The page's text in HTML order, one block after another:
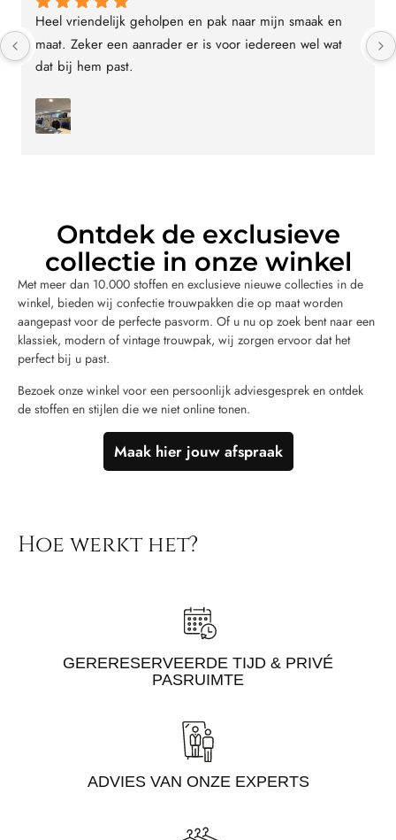
Heel vriendelijk geholpen en pak naar mijn smaak en
maat. Zeker een aanrader er is voor iedereen wel wat
dat bij hem past.
Ontdek de exclusieve
collectie in onze winkel
Met meer dan 10.000 stoffen en exclusieve nieuwe collecties in de
winkel, bieden wij confectie trouwpakken die op maat worden
aangepast voor de perfecte pasvorm. Of u nu op zoek bent naar een
klassiek, modern of vintage trouwpak, wij zorgen ervoor dat het
perfect bij u past.
Bezoek onze winkel voor een persoonlijk adviesgesprek en ontdek
de stoffen en stijlen die we niet online tonen.
Maak hier jouw afspraak
Hoe werkt het?
GERERESERVEERDE TIJD & PRIVÉ
PASRUIMTE
ADVIES VAN ONZE EXPERTS